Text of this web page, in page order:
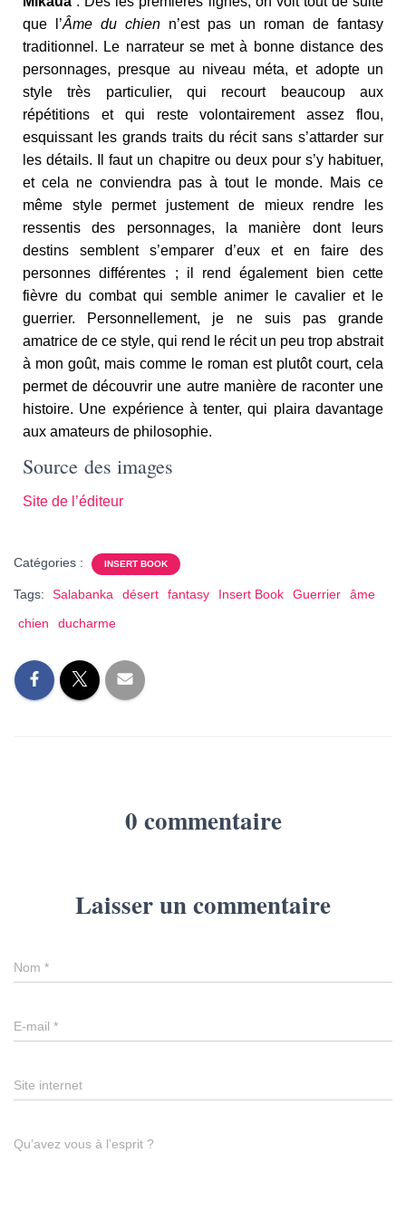
que l’Âme du chien n’est pas un roman de fantasy
traditionnel. Le narrateur se met à bonne distance des
personnages, presque au niveau méta, et adopte un
style très particulier, qui recourt beaucoup aux
répétitions et qui reste volontairement assez flou,
esquissant les grands traits du récit sans s’attarder sur
les détails. Il faut un chapitre ou deux pour s’y habituer,
et cela ne conviendra pas à tout le monde. Mais ce
même style permet justement de mieux rendre les
ressentis des personnages, la manière dont leurs
destins semblent s’emparer d’eux et en faire des
personnes différentes ; il rend également bien cette
fièvre du combat qui semble animer le cavalier et le
guerrier. Personnellement, je ne suis pas grande
amatrice de ce style, qui rend le récit un peu trop abstrait
à mon goût, mais comme le roman est plutôt court, cela
permet de découvrir une autre manière de raconter une
histoire. Une expérience à tenter, qui plaira davantage
aux amateurs de philosophie.
Source des images
Site de l’éditeur
Catégories : INSERT BOOK
Tags: Salabanka désert fantasy Insert Book Guerrier
âme
chien
ducharme
0 commentaire
Laisser un commentaire
Nom *
E-mail *
Site internet
Qu’avez vous à l’esprit ?